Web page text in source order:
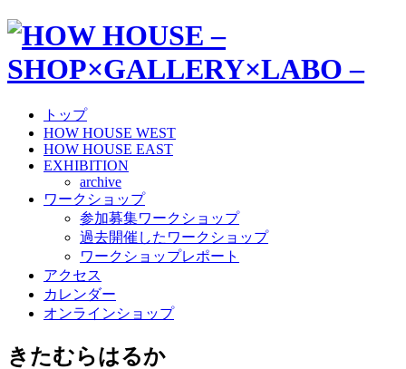
トップ
HOW HOUSE WEST
HOW HOUSE EAST
EXHIBITION
archive
ワークショップ
参加募集ワークショップ
過去開催したワークショップ
ワークショップレポート
アクセス
カレンダー
オンラインショップ
きたむらはるか